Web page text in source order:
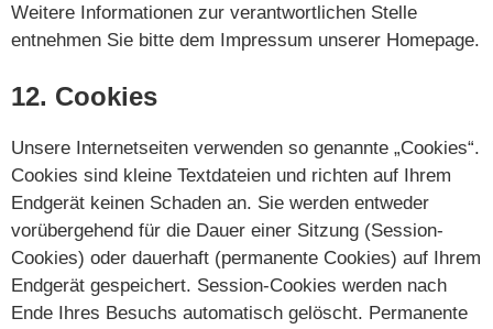
Weitere Informationen zur verantwortlichen Stelle
entnehmen Sie bitte dem Impressum unserer Homepage.
12. Cookies
Unsere Internetseiten verwenden so genannte „Cookies“.
Cookies sind kleine Textdateien und richten auf Ihrem
Endgerät keinen Schaden an. Sie werden entweder
vorübergehend für die Dauer einer Sitzung (Session-
Cookies) oder dauerhaft (permanente Cookies) auf Ihrem
Endgerät gespeichert. Session-Cookies werden nach
Ende Ihres Besuchs automatisch gelöscht. Permanente